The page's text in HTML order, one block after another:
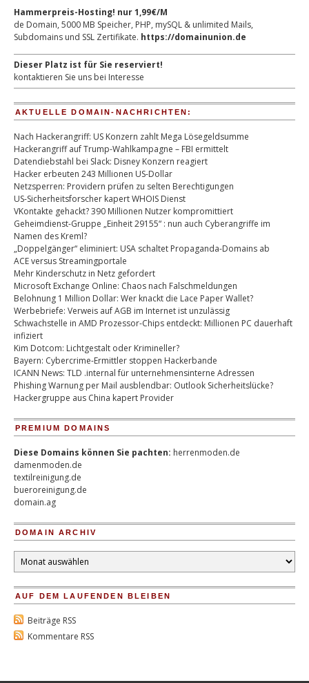
Hammerpreis-Hosting! nur 1,99€/M
de Domain, 5000 MB Speicher, PHP, mySQL & unlimited Mails,
Subdomains und SSL Zertifikate. https://domainunion.de
Dieser Platz ist für Sie reserviert!
kontaktieren Sie uns bei Interesse
AKTUELLE DOMAIN-NACHRICHTEN:
Nach Hackerangriff: US Konzern zahlt Mega Lösegeldsumme
Hackerangriff auf Trump-Wahlkampagne – FBI ermittelt
Datendiebstahl bei Slack: Disney Konzern reagiert
Hacker erbeuten 243 Millionen US-Dollar
Netzsperren: Providern prüfen zu selten Berechtigungen
US-Sicherheitsforscher kapert WHOIS Dienst
VKontakte gehackt? 390 Millionen Nutzer kompromittiert
Geheimdienst-Gruppe „Einheit 29155“ : nun auch Cyberangriffe im
Namen des Kreml?
„Doppelgänger“ eliminiert: USA schaltet Propaganda-Domains ab
ACE versus Streamingportale
Mehr Kinderschutz in Netz gefordert
Microsoft Exchange Online: Chaos nach Falschmeldungen
Belohnung 1 Million Dollar: Wer knackt die Lace Paper Wallet?
Werbebriefe: Verweis auf AGB im Internet ist unzulässig
Schwachstelle in AMD Prozessor-Chips entdeckt: Millionen PC dauerhaft
infiziert
Kim Dotcom: Lichtgestalt oder Krimineller?
Bayern: Cybercrime-Ermittler stoppen Hackerbande
ICANN News: TLD .internal für unternehmensinterne Adressen
Phishing Warnung per Mail ausblendbar: Outlook Sicherheitslücke?
Hackergruppe aus China kapert Provider
PREMIUM DOMAINS
Diese Domains können Sie pachten: herrenmoden.de
damenmoden.de
textilreinigung.de
bueroreinigung.de
domain.ag
DOMAIN ARCHIV
Domain
Archiv
AUF DEM LAUFENDEN BLEIBEN
Beiträge RSS
Kommentare RSS